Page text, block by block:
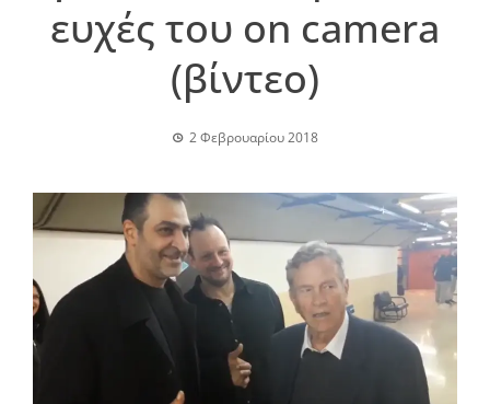
ευχές του on camera
(βίντεο)
2 Φεβρουαρίου 2018